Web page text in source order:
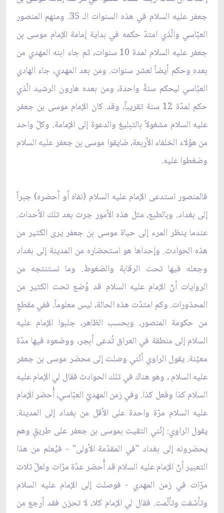
جعفر عليه السلام في هذه السنوات الـ 35. ومنهم المنصور
العبّاسي والّذي امتدّ حكمه في بداية إمامة الإمام موسى بن
جعفر عليه السلام لمدة 10 سنوات، ثم جاء ابنه المهدي من
بعده وحكم أيضاً لعشر سنوات. ومن بعد المهدي، جاء الهادي
العبّاسي ليحكم سنةً واحدة، ومن بعده هارون الرشيد الّذي
حكم لمدّة 12 سنة تقريباً، وقد كان الإمام موسى بن جعفر
عليه السلام مشغولاً بالتبليغ والدعوة إلى الإمامة. وكلّ واحد
من هؤلاء الخلفاء الأربعة، ضايقوا موسى بن جعفر عليه السلام
وضغطوا عليه.
فالمنصور استدعى الإمام عليه السلام (نفاه أو أحضره) جبراً
إلى بغداد. وبالطبع، مثل هذه الأمور جرت بعد تلك الأحداث.
عندما ينظر المرء إلى حياة موسى بن جعفر يرى الكثير من
هذه الحوادث. وإحداها هو استحضاره من المدينة إلى بغداد
وجعله فيها تحت الرقابة والضغوط. وما نستنتجه من
الروايات أنّ الإمام عليه السلام قد وُضع تحت الكثير من
المحذورات. وكم امتدّت هذه الحالة، ليس معلوماً. ففي مقطعٍ
من حكومة المنصور، وبحسب الظاهر، جلبوا الإمام عليه
السلام إلى منطقة في العراق تُدعى أبجر، ووضعوه فيها مدّة
معيّنة. يقول الراوي أنّني وصلت إلى محضر موسى بن جعفر
عليه السلام ، وهو هناك في تلك الحوادث فقال لي الإمام عليه
السلام كذا وفعل كذا. وفي زمن المهديّ العبّاسي، أُحضر الإمام
عليه السلام مرّة واحدة على الأقل من بغداد إلى المدينة.
يقول الراوي: إنّني التقيت بموسى بن جعفر على طريقٍ وهم
يحضرونه إلى بغداد "في المقدّمة الأولى" - فيُعلم من هذا
التعبير أنّ الإمام عليه السلام قد أُحضر عدّة مرّات ولعلّ ثلاث
مرّات في زمن المهدي - فوصلت إلى الإمام عليه السلام
وتأسّفت وتألّمت. فقال لي الإمام كلا، لا تحزن فقد أرجع من